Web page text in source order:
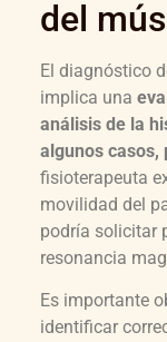
del
El diagnóstico
implica una
análisis de la
algunos casos,
fisioterapeuta
movilidad del
podría solicitar
resonancia
Es importante
identificar